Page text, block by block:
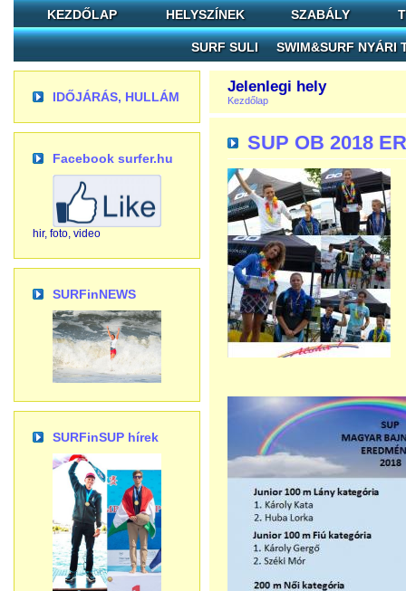
KEZDŐLAP HELYSZÍNEK SZABÁLY
SURF SULI SWIM&SURF NYÁRI
IDŐJÁRÁS, HULLÁM
Facebook surfer.hu
hir, foto, video
SURFinNEWS
SURFinSUP hírek
Jelenlegi hely
Kezdőlap
SUP OB 2018